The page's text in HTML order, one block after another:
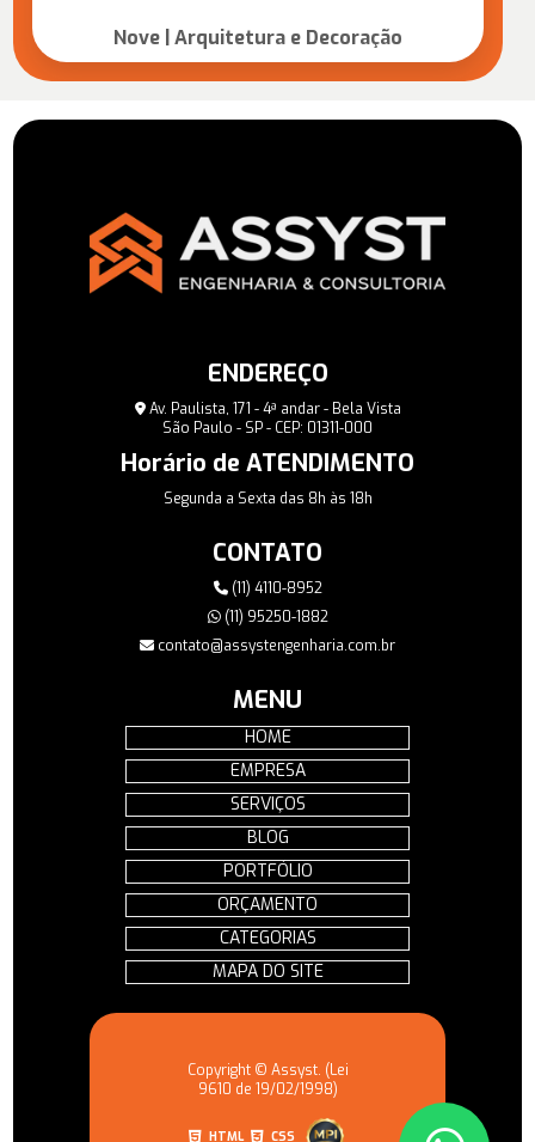
Nove | Arquitetura e Decoração
ENDEREÇO
Av. Paulista, 171 - 4ª andar - Bela Vista
São Paulo - SP - CEP: 01311-000
Horário de ATENDIMENTO
Segunda a Sexta das 8h às 18h
CONTATO
(11) 4110-8952
(11) 95250-1882
contato@assystengenharia.com.br
MENU
HOME
EMPRESA
SERVIÇOS
BLOG
PORTFÓLIO
ORÇAMENTO
CATEGORIAS
MAPA DO SITE
Copyright © Assyst. (Lei
9610 de 19/02/1998)
HTML CSS